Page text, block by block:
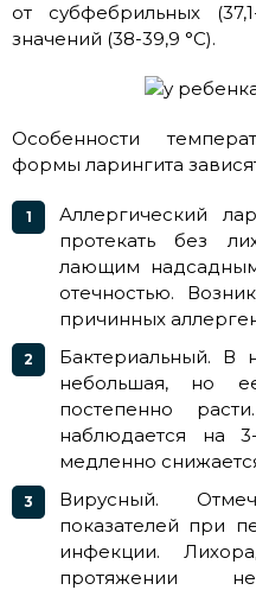
от субфебрильных
значений (38-39,9 °C).
Особенности
формы ларингита
Аллергический
протекать без
лающим
отечностью.
причинных
Бактериальный. В
небольшая, но
постепенно
наблюдается на
медленно
Вирусный.
показателей при
инфекции.
протяжении